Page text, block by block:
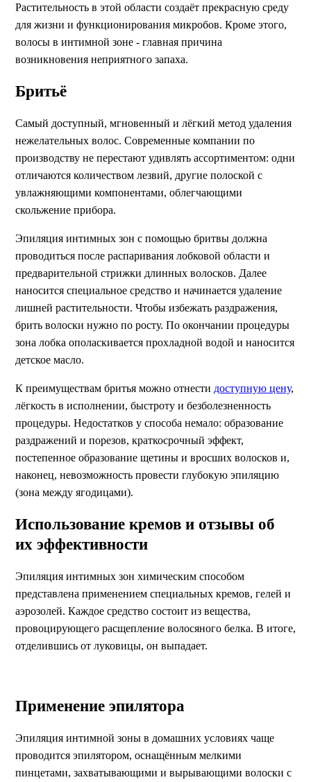
Растительность в этой области создаёт прекрасную среду
для жизни и функционирования микробов. Кроме этого,
волосы в интимной зоне - главная причина
возникновения неприятного запаха.
Бритьё
Самый доступный, мгновенный и лёгкий метод удаления
нежелательных волос. Современные компании по
производству не перестают удивлять ассортиментом: одни
отличаются количеством лезвий, другие полоской с
увлажняющими компонентами, облегчающими
скольжение прибора.
Эпиляция интимных зон с помощью бритвы должна
проводиться после распаривания лобковой области и
предварительной стрижки длинных волосков. Далее
наносится специальное средство и начинается удаление
лишней растительности. Чтобы избежать раздражения,
брить волоски нужно по росту. По окончании процедуры
зона лобка ополаскивается прохладной водой и наносится
детское масло.
К преимуществам бритья можно отнести доступную цену,
лёгкость в исполнении, быстроту и безболезненность
процедуры. Недостатков у способа немало: образование
раздражений и порезов, краткосрочный эффект,
постепенное образование щетины и вросших волосков и,
наконец, невозможность провести глубокую эпиляцию
(зона между ягодицами).
Использование кремов и отзывы об
их эффективности
Эпиляция интимных зон химическим способом
представлена применением специальных кремов, гелей и
аэрозолей. Каждое средство состоит из вещества,
провоцирующего расщепление волосяного белка. В итоге,
отделившись от луковицы, он выпадает.
Применение эпилятора
Эпиляция интимной зоны в домашних условиях чаще
проводится эпилятором, оснащённым мелкими
пинцетами, захватывающими и вырывающими волоски с